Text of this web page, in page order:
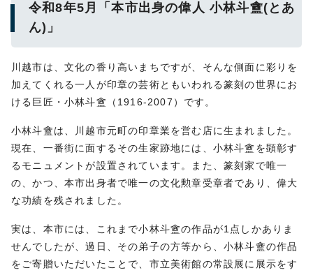
令和8年5月「本市出身の偉人 小林斗盦(とあ
ん)」
川越市は、文化の香り高いまちですが、そんな側面に彩りを
加えてくれる一人が印章の芸術ともいわれる篆刻の世界にお
ける巨匠・小林斗盦（1916-2007）です。
小林斗盦は、川越市元町の印章業を営む店に生まれました。
現在、一番街に面するその生家跡地には、小林斗盦を顕彰す
るモニュメントが設置されています。また、篆刻家で唯一
の、かつ、本市出身者で唯一の文化勲章受章者であり、偉大
な功績を残されました。
実は、本市には、これまで小林斗盦の作品が1点しかありま
せんでしたが、過日、その弟子の方等から、小林斗盦の作品
をご寄贈いただいたことで、市立美術館の常設展に展示をす